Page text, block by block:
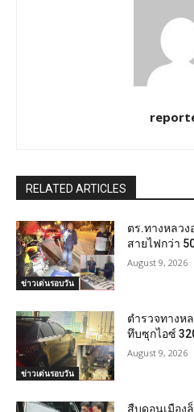
RELATED ARTICLES
ข่าวเด่นรอบวัน
ตร.ทางหลวง
สายไฟกว่า
August 9, 2026
ข่าวเด่นรอบวัน
ตำรวจทางห
ทึบซุกไอซ์
August 9, 2026
สืบดอนเมือง